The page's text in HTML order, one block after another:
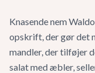
Knasende nem
opskrift, der gør det
mandler, der tilføjer
salat med æbler,